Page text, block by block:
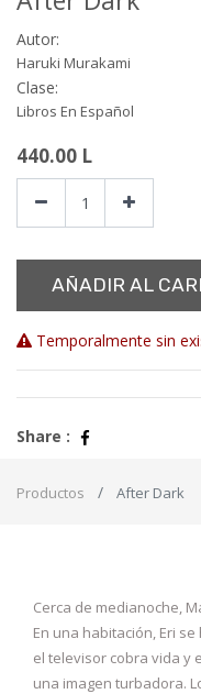
Autor:
Haruki Murakami
Clase:
Libros En Español
440.00 L
AÑADIR AL
Temporalmente sin
Share :
Productos After Dark
Cerca de medianoche,
En una habitación, Eri
el televisor cobra vida y
una imagen turbadora.